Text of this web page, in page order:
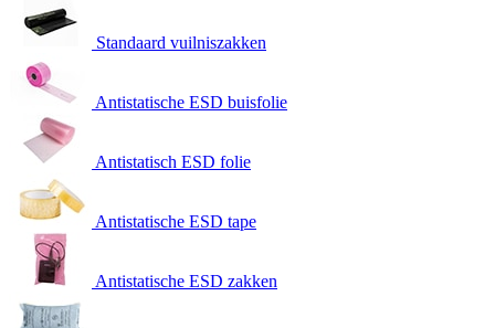
Standaard vuilniszakken
Antistatische ESD buisfolie
Antistatisch ESD folie
Antistatische ESD tape
Antistatische ESD zakken